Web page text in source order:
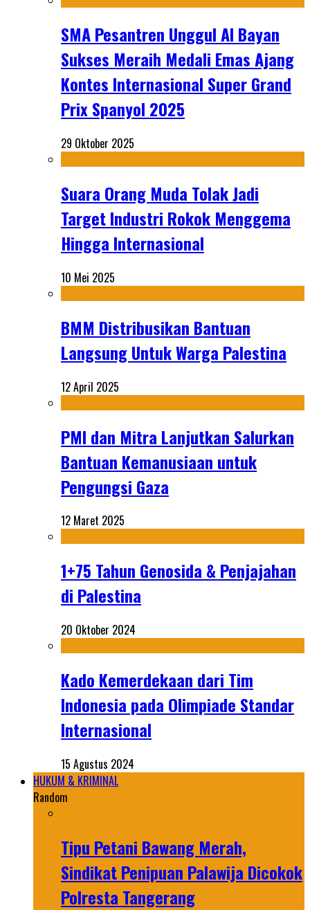
SMA Pesantren Unggul Al Bayan
Sukses Meraih Medali Emas Ajang
Kontes Internasional Super Grand
Prix Spanyol 2025
29 Oktober 2025
Suara Orang Muda Tolak Jadi
Target Industri Rokok Menggema
Hingga Internasional
10 Mei 2025
BMM Distribusikan Bantuan
Langsung Untuk Warga Palestina
12 April 2025
PMI dan Mitra Lanjutkan Salurkan
Bantuan Kemanusiaan untuk
Pengungsi Gaza
12 Maret 2025
1+75 Tahun Genosida & Penjajahan
di Palestina
20 Oktober 2024
Kado Kemerdekaan dari Tim
Indonesia pada Olimpiade Standar
Internasional
15 Agustus 2024
HUKUM & KRIMINAL
Random
Tipu Petani Bawang Merah,
Sindikat Penipuan Palawija Dicokok
Polresta Tangerang